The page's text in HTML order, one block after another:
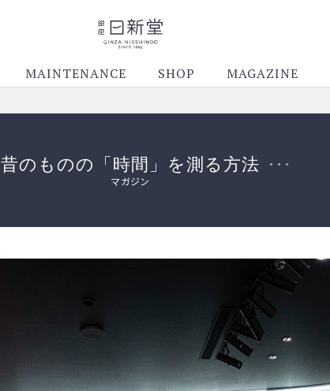
MAINTENANCE SHOP MAGAZINE
昔のものの「時間」を測る方法
マガジン